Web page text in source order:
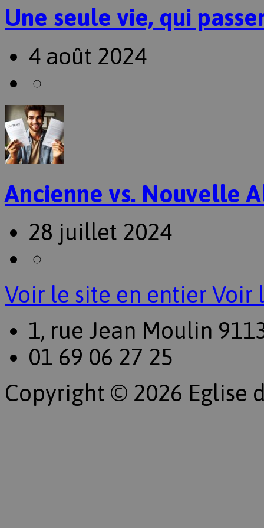
Une seule vie, qui
4 août 2024
Ancienne vs. Nouvelle
28 juillet 2024
Voir le site en entier Voir
1, rue Jean Moulin
01 69 06 27 25
Copyright © 2026 Eglise